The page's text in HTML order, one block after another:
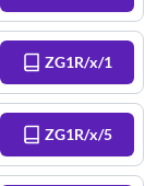
ZG1R/x/1
ZG1R/x/5